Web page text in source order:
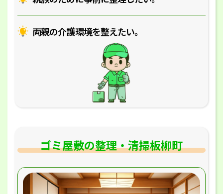
両親の介護環境を整えたい｡
ゴミ屋敷の整理・清掃板柳町